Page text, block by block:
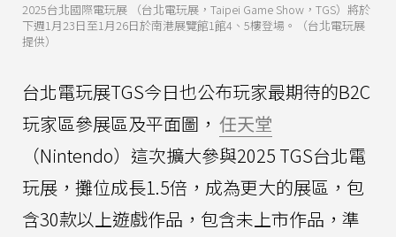
2025台北國際電玩展 （台北電玩展，Taipei Game Show，TGS）將於
下週1月23日至1月26日於南港展覽館1館4、5樓登場。（台北電玩展
提供）
台北電玩展TGS今日也公布玩家最期待的B2C
玩家區參展區及平面圖， 任天堂
（Nintendo）這次擴大參與2025 TGS台北電
玩展，攤位成長1.5倍，成為更大的展區，包
含30款以上遊戲作品，包含未上市作品，準